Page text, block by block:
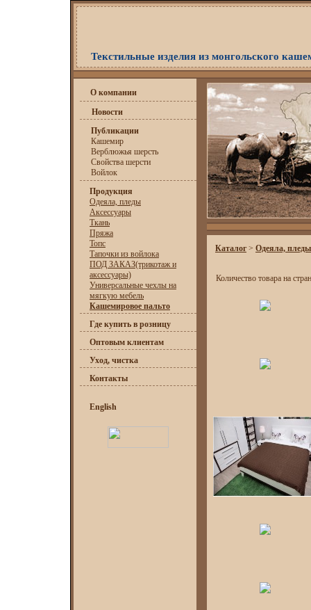
Текстильные изделия из монгольского
О компании
Новости
Публикации
Кашемир
Верблюжья шерсть
Свойства шерсти
Войлок
Продукция
Одеяла, пледы
Аксессуары
Ткань
Пряжа
Топс
Тапочки из войлока
ПОД ЗАКАЗ(трикотаж и
аксессуары)
Универсальные чехлы на
мягкую мебель
Кашемировое пальто
Где купить в розницу
Оптовым клиентам
Уход, чистка
Контакты
English
Каталог > Одеяла, пледы
Количество товара на